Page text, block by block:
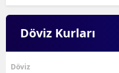
Döviz Kurları
Döviz